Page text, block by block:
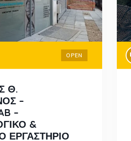
OPEN
Θ.
–
–
&
ΕΡΓΑΣΤΗΡΙΟ